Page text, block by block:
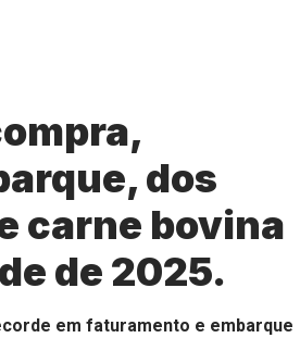
dos
carne bovina
de 2025.
em faturamento e embarque